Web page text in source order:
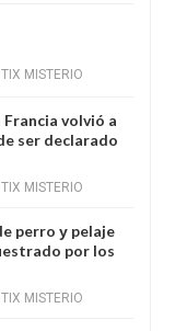
MISTERIO
volvió a
ser declarado
MISTERIO
perro у pelaje
por los
MISTERIO